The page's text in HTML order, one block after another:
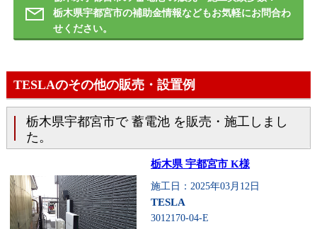
栃木県宇都宮市の補助金情報などもお気軽にお問合わ
せください。
TESLAのその他の販売・設置例
栃木県宇都宮市で 蓄電池 を販売・施工しまし
た。
栃木県 宇都宮市 K様
施工日：2025年03月12日
TESLA
3012170-04-E